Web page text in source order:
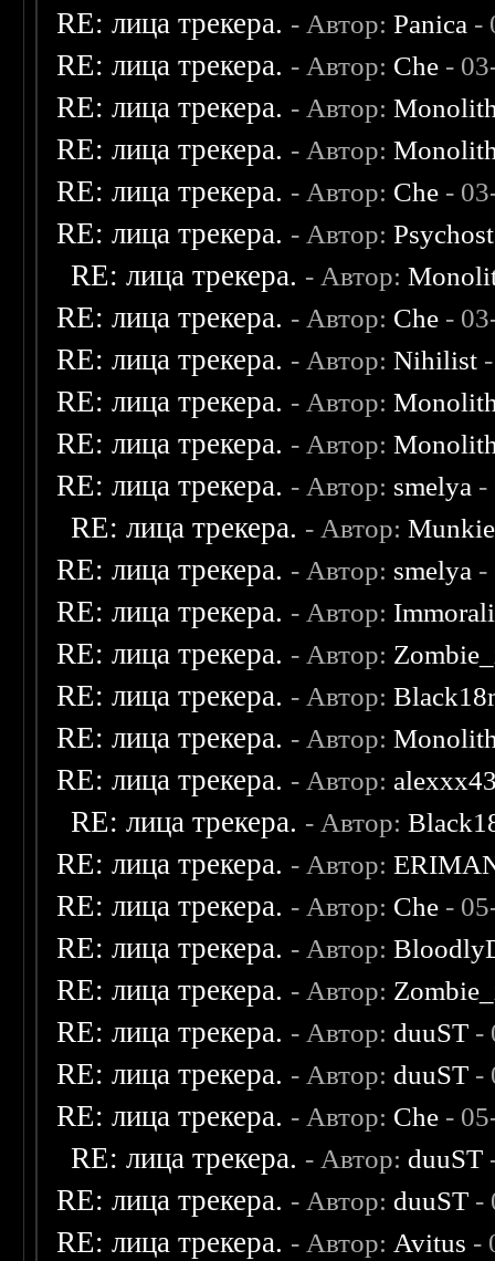
RE: лица трекера. - Автор:Panica -
RE: лица трекера. - Автор: Che -
RE: лица трекера. - Автор:
RE: лица трекера. - Автор:
RE: лица трекера. - Автор: Che -
RE: лица трекера. - Автор:
RE: лица трекера. - Автор:
RE: лица трекера. - Автор: Che -
RE: лица трекера. - Автор:Nihilist
RE: лица трекера. - Автор:
RE: лица трекера. - Автор:
RE: лица трекера. - Автор: smelya -
RE: лица трекера. - Автор:Munkie
RE: лица трекера. - Автор: smelya -
RE: лица трекера. - Автор:
RE: лица трекера. - Автор:
RE: лица трекера. - Автор:
RE: лица трекера. - Автор:
RE: лица трекера. - Автор:
RE: лица трекера. - Автор:
RE: лица трекера. - Автор:
RE: лица трекера. - Автор: Che -
RE: лица трекера. - Автор:
RE: лица трекера. - Автор:
RE: лица трекера. - Автор: duuST -
RE: лица трекера. - Автор: duuST -
RE: лица трекера. - Автор: Che -
RE: лица трекера. - Автор: duuST
RE: лица трекера. - Автор: duuST -
RE: лица трекера. - Автор: Avitus -